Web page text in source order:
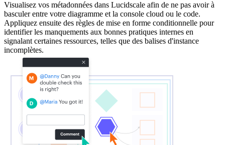
Visualisez vos métadonnées dans Lucidscale afin de ne pas avoir à
basculer entre votre diagramme et la console cloud ou le code.
Appliquez ensuite des règles de mise en forme conditionnelle pour
identifier les manquements aux bonnes pratiques internes en
signalant certaines ressources, telles que des balises d'instance
incomplètes.